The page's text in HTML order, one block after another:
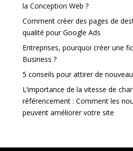
la Conception Web ?
Comment créer des pages de
qualité pour Google Ads
Entreprises, pourquoi créer une
Business ?
5 conseils pour attirer de
L’importance de la vitesse de
référencement : Comment les
peuvent améliorer votre site